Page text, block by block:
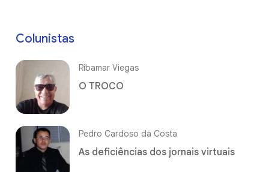
Colunistas
Ribamar Viegas
O TROCO
Pedro Cardoso da Costa
As deficiências dos jornais virtuais